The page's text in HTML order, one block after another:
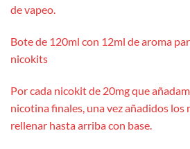
de vapeo.
Bote de 120ml con 12ml de aroma
nicokits
Por cada nicokit de 20mg que
nicotina finales, una vez añadidos los
rellenar hasta arriba con base.